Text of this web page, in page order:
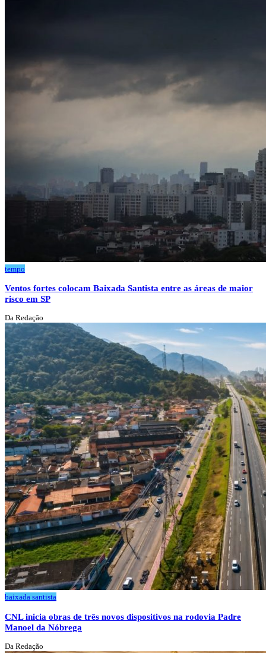
tempo
Ventos fortes colocam Baixada Santista entre as áreas de maior
risco em SP
Da Redação
baixada santista
CNL inicia obras de três novos dispositivos na rodovia Padre
Manoel da Nóbrega
Da Redação